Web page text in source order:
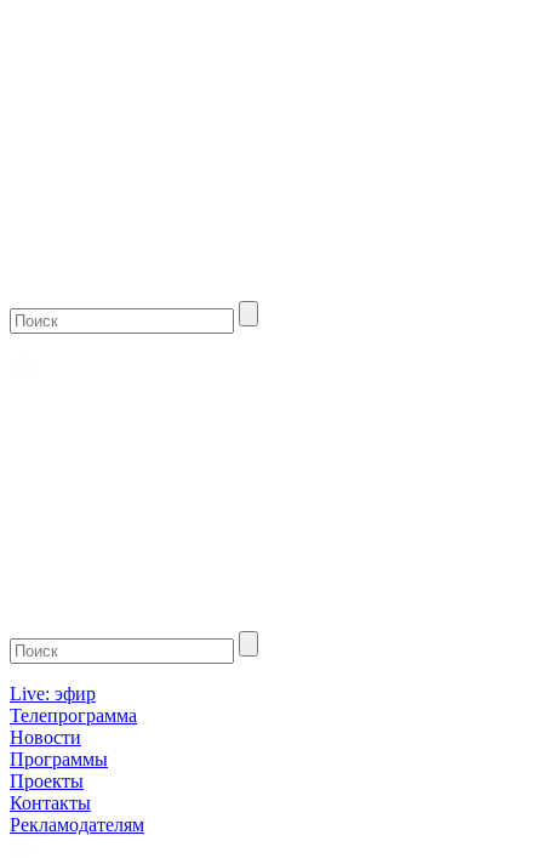
Live: эфир
Телепрограмма
Новости
Программы
Проекты
Контакты
Рекламодателям